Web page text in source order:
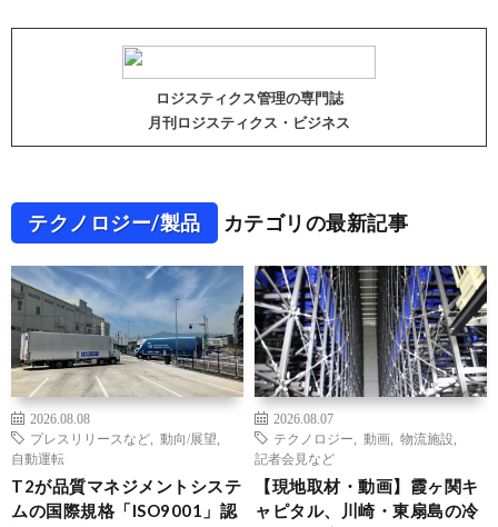
ロジスティクス管理の専門誌
月刊ロジスティクス・ビジネス
テクノロジー/製品 カテゴリの最新記事
2026.08.08
プレスリリースなど
動向/展望
自動運転
T2が品質マネジメントシステ
ムの国際規格「ISO9001」認
2026.08.07
テクノロジー
動画 物流施設
記者会見など
【現地取材・動画】霞ヶ関キ
ャピタル、川崎・東扇島の冷